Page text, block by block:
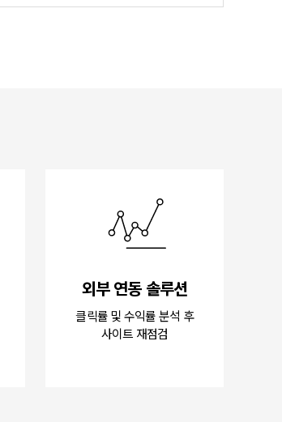
외부 연동 솔루션
클릭률 및 수익률 분석 후
사이트 재점검